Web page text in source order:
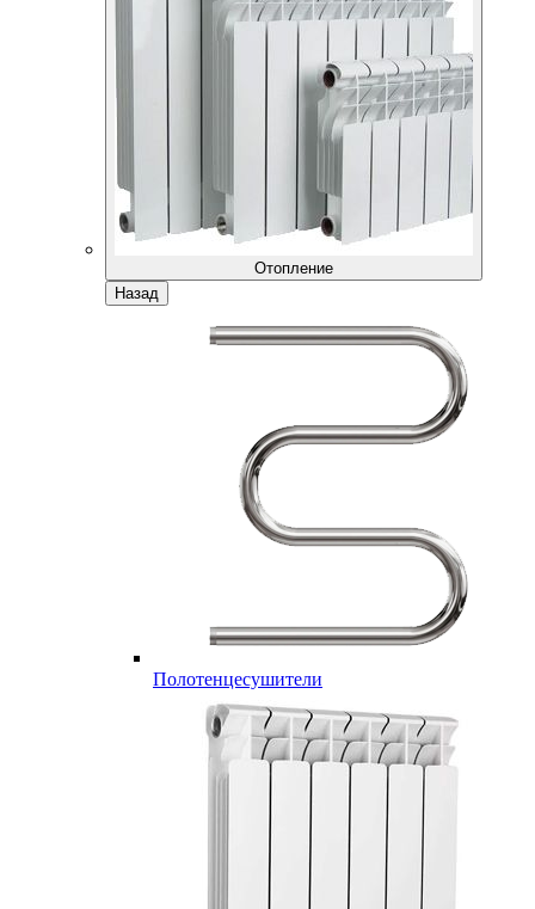
Отопление
Назад
Полотенцесушители